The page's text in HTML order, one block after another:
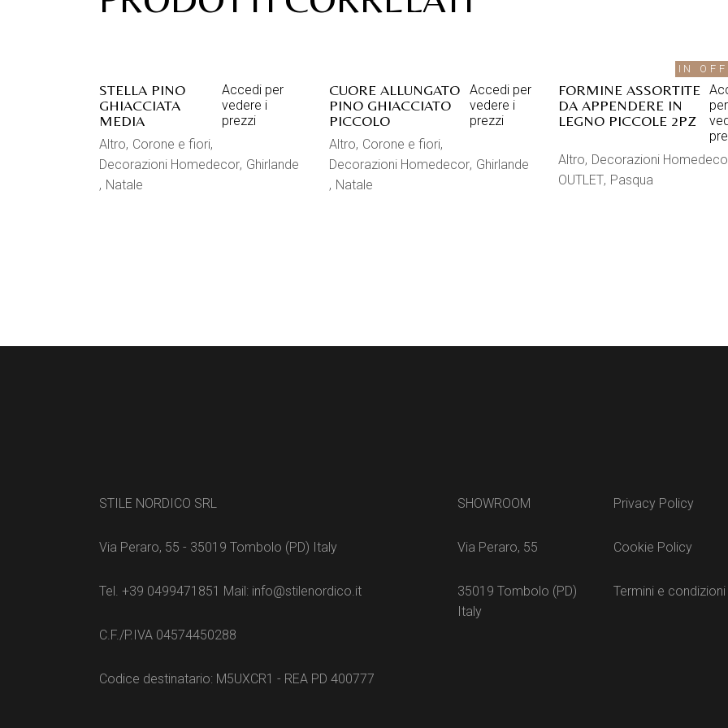
STELLA PINO
GHIACCIATA
MEDIA
Accedi per
vedere i
prezzi
Altro Corone e fiori
Decorazioni Homedecor Ghirlande
Natale
CUORE ALLUNGATO
PINO GHIACCIATO
PICCOLO
Accedi per
vedere i
prezzi
Altro Corone e fiori
Decorazioni Homedecor Ghirlande
Natale
IN
FORMINE ASSORTITE
DA APPENDERE IN
LEGNO PICCOLE 2PZ
per
Altro Decorazioni
OUTLET Pasqua
STILE NORDICO SRL
Via Peraro, 55 - 35019 Tombolo (PD) Italy
Tel. +39 0499471851 Mail: info@stilenordico.it
C.F./P.IVA 04574450288
Codice destinatario: M5UXCR1 - REA PD 400777
SHOWROOM
Via Peraro, 55
35019 Tombolo (PD)
Italy
Privacy Policy
Cookie Policy
Termini e condizioni